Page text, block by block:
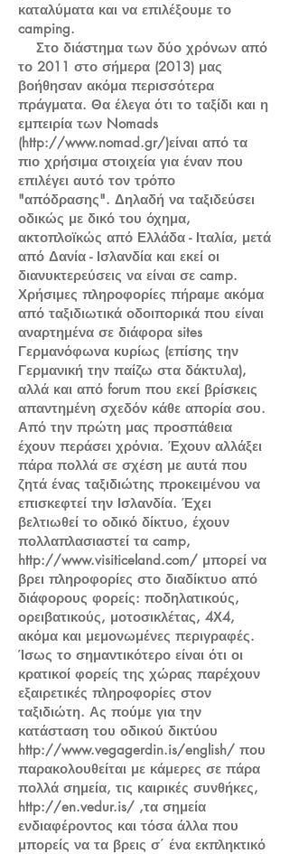
καταλύματα και να επιλέξουμε το
camping.
Στο διάστημα των δύο χρόνων από
το 2011 στο σήμερα (2013) μας
βοήθησαν ακόμα περισσότερα
πράγματα. Θα έλεγα ότι το ταξίδι και η
εμπειρία των Nomads
(http://www.nomad.gr/)είναι από τα
πιο χρήσιμα στοιχεία για έναν που
επιλέγει αυτό τον τρόπο
"απόδρασης". Δηλαδή να ταξιδεύσει
οδικώς με δικό του όχημα,
ακτοπλοϊκώς από Ελλάδα - Ιταλία, μετά
από Δανία - Ισλανδία και εκεί οι
διανυκτερεύσεις να είναι σε camp.
Χρήσιμες πληροφορίες πήραμε ακόμα
από ταξιδιωτικά οδοιπορικά που είναι
αναρτημένα σε διάφορα sites
Γερμανόφωνα κυρίως (επίσης την
Γερμανική την παίζω στα δάκτυλα),
αλλά και από forum που εκεί βρίσκεις
απαντημένη σχεδόν κάθε απορία σου.
Από την πρώτη μας προσπάθεια
έχουν περάσει χρόνια. Έχουν αλλάξει
πάρα πολλά σε σχέση με αυτά που
ζητά ένας ταξιδιώτης προκειμένου να
επισκεφτεί την Ισλανδία. Έχει
βελτιωθεί το οδικό δίκτυο, έχουν
πολλαπλασιαστεί τα camp,
http://www.visiticeland.com/ μπορεί να
βρει πληροφορίες στο διαδίκτυο από
διάφορους φορείς: ποδηλατικούς,
ορειβατικούς, μοτοσικλέτας, 4Χ4,
ακόμα και μεμονωμένες περιγραφές.
Ίσως το σημαντικότερο είναι ότι οι
κρατικοί φορείς της χώρας παρέχουν
εξαιρετικές πληροφορίες στον
ταξιδιώτη. Ας πούμε για την
κατάσταση του οδικού δικτύου
http://www.vegagerdin.is/english/ που
παρακολουθείται με κάμερες σε πάρα
πολλά σημεία, τις καιρικές συνθήκες,
http://en.vedur.is/ ,τα σημεία
ενδιαφέροντος και τόσα άλλα που
μπορείς να τα βρεις σ΄ ένα εκπληκτικό